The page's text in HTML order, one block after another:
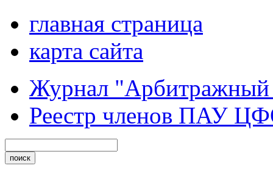
главная страница
карта сайта
Журнал
Реестр членов ПАУ